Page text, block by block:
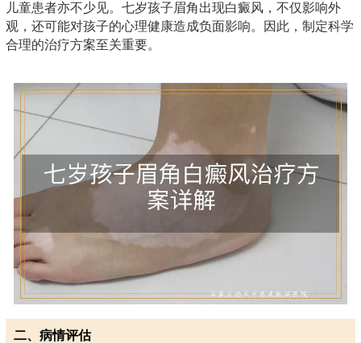
儿童患者亦不少见。七岁孩子眉角出现白癜风，不仅影响外
观，还可能对孩子的心理健康造成负面影响。因此，制定科学
合理的治疗方案至关重要。
二、病情评估